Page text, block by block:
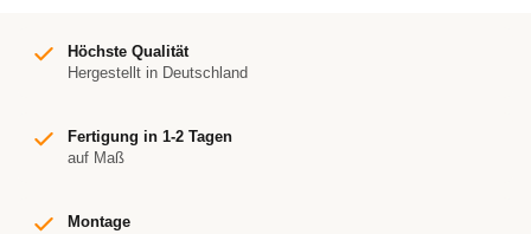
Höchste Qualität
Hergestellt in Deutschland
Fertigung in 1-2 Tagen
auf Maß
Montage